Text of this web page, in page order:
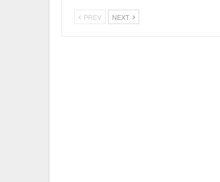
PREV NEXT